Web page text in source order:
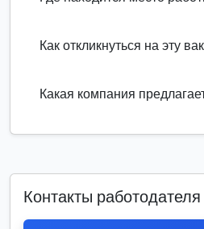
Как откликнуться на эту
Какая компания
Контакты работодателя